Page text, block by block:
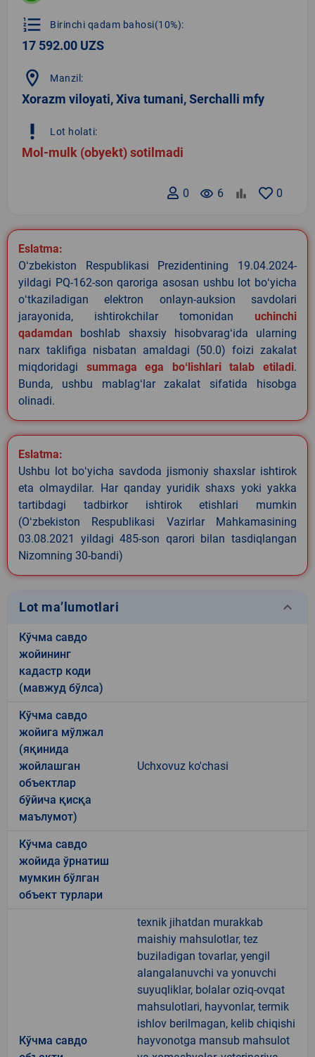
format_list_numbered Birinchi qadam bahosi(10%):
17 592.00 UZS
location_on Manzil:
Xorazm viloyati, Xiva tumani, Serchalli mfy
priority_high Lot holati:
Mol-mulk (obyekt) sotilmadi
0
remove_red_eye 6
0
Eslatma:
Oʻzbekiston Respublikasi Prezidentining 19.04.2024-
yildagi PQ-162-son qaroriga asosan ushbu lot boʻyicha
oʻtkaziladigan elektron onlayn-auksion savdolari
jarayonida, ishtirokchilar tomonidan uchinchi
qadamdan boshlab shaxsiy hisobvaragʻida ularning
narx taklifiga nisbatan amaldagi (50.0) foizi zakalat
miqdoridagi summaga ega boʻlishlari talab etiladi.
Bunda, ushbu mablagʻlar zakalat sifatida hisobga
olinadi.
Eslatma:
Ushbu lot boʻyicha savdoda jismoniy shaxslar ishtirok
eta olmaydilar. Har qanday yuridik shaxs yoki yakka
tartibdagi tadbirkor ishtirok etishlari mumkin
(Oʻzbekiston Respublikasi Vazirlar Mahkamasining
03.08.2021 yildagi 485-son qarori bilan tasdiqlangan
Nizomning 30-bandi)
Lot ma’lumotlari keyboard_arrow_down
Кўчма савдо
жойининг
кадастр коди
(мавжуд бўлса)
Кўчма савдо
жойига мўлжал
(яқинида
жойлашган
объектлар
бўйича қисқа
маълумот)
Uchxovuz ko'chasi
Кўчма савдо
жойида ўрнатиш
мумкин бўлган
объект турлари
Кўчма савдо
texnik jihatdan murakkab
maishiy mahsulotlar, tez
buziladigan tovarlar, yengil
alangalanuvchi va yonuvchi
suyuqliklar, bolalar oziq-ovqat
mahsulotlari, hayvonlar, termik
ishlov berilmagan, kelib chiqishi
hayvonotga mansub mahsulot